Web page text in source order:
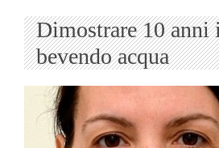
Dimostrare 10 anni
bevendo acqua